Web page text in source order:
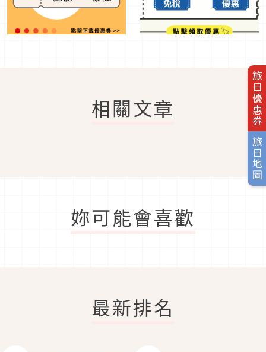
旅日優惠券
旅日地圖
相關文章
妳可能會喜歡
最新排名